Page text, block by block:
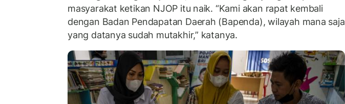
masyarakat ketikan NJOP itu naik. “Kami akan rapat kembali
dengan Badan Pendapatan Daerah (Bapenda), wilayah mana saja
yang datanya sudah mutakhir,” katanya.